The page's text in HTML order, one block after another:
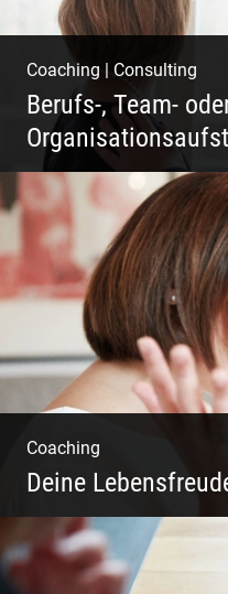
Coaching | Consulting
Berufs-, Team-
Business Coaching
ermöglichen
Coaching
Deine
Einzel Coaching –
zurück